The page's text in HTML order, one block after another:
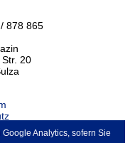
878 865
20
Analytics, sofern Sie